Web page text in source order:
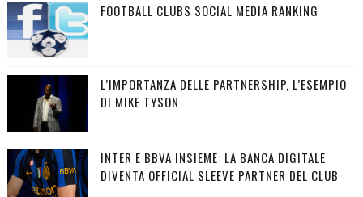
FOOTBALL CLUBS SOCIAL MEDIA RANKING
L’IMPORTANZA DELLE PARTNERSHIP, L’ESEMPIO
DI MIKE TYSON
INTER E BBVA INSIEME: LA BANCA DIGITALE
DIVENTA OFFICIAL SLEEVE PARTNER DEL CLUB